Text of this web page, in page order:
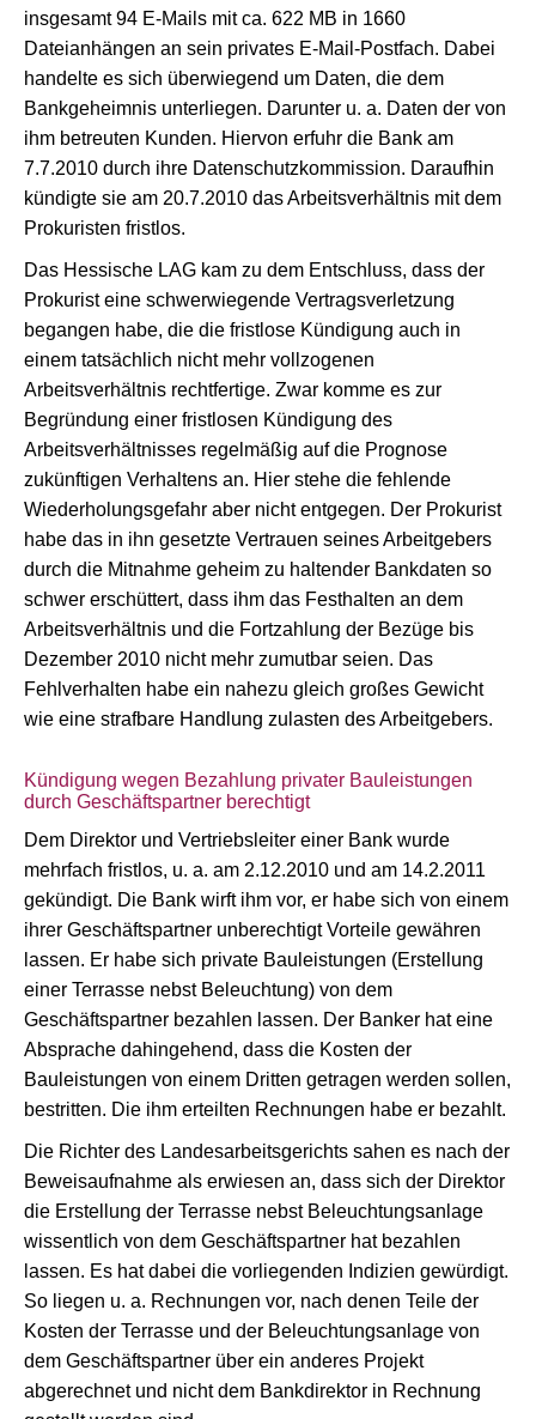
insgesamt 94 E-Mails mit ca. 622 MB in 1660
Dateianhängen an sein privates E-Mail-Postfach. Dabei
handelte es sich überwiegend um Daten, die dem
Bankgeheimnis unterliegen. Darunter u. a. Daten der von
ihm betreuten Kunden. Hiervon erfuhr die Bank am
7.7.2010 durch ihre Datenschutzkommission. Daraufhin
kündigte sie am 20.7.2010 das Arbeitsverhältnis mit dem
Prokuristen fristlos.
Das Hessische LAG kam zu dem Entschluss, dass der
Prokurist eine schwerwiegende Vertragsverletzung
begangen habe, die die fristlose Kündigung auch in
einem tatsächlich nicht mehr vollzogenen
Arbeitsverhältnis rechtfertige. Zwar komme es zur
Begründung einer fristlosen Kündigung des
Arbeitsverhältnisses regelmäßig auf die Prognose
zukünftigen Verhaltens an. Hier stehe die fehlende
Wiederholungsgefahr aber nicht entgegen. Der Prokurist
habe das in ihn gesetzte Vertrauen seines Arbeitgebers
durch die Mitnahme geheim zu haltender Bankdaten so
schwer erschüttert, dass ihm das Festhalten an dem
Arbeitsverhältnis und die Fortzahlung der Bezüge bis
Dezember 2010 nicht mehr zumutbar seien. Das
Fehlverhalten habe ein nahezu gleich großes Gewicht
wie eine strafbare Handlung zulasten des Arbeitgebers.
Kündigung wegen Bezahlung privater Bauleistungen
durch Geschäftspartner berechtigt
Dem Direktor und Vertriebsleiter einer Bank wurde
mehrfach fristlos, u. a. am 2.12.2010 und am 14.2.2011
gekündigt. Die Bank wirft ihm vor, er habe sich von einem
ihrer Geschäftspartner unberechtigt Vorteile gewähren
lassen. Er habe sich private Bauleistungen (Erstellung
einer Terrasse nebst Beleuchtung) von dem
Geschäftspartner bezahlen lassen. Der Banker hat eine
Absprache dahingehend, dass die Kosten der
Bauleistungen von einem Dritten getragen werden sollen,
bestritten. Die ihm erteilten Rechnungen habe er bezahlt.
Die Richter des Landesarbeitsgerichts sahen es nach der
Beweisaufnahme als erwiesen an, dass sich der Direktor
die Erstellung der Terrasse nebst Beleuchtungsanlage
wissentlich von dem Geschäftspartner hat bezahlen
lassen. Es hat dabei die vorliegenden Indizien gewürdigt.
So liegen u. a. Rechnungen vor, nach denen Teile der
Kosten der Terrasse und der Beleuchtungsanlage von
dem Geschäftspartner über ein anderes Projekt
abgerechnet und nicht dem Bankdirektor in Rechnung